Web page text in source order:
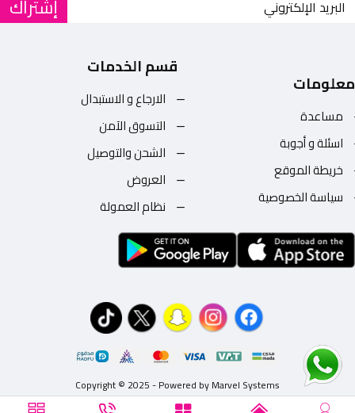
إشتراك
معلومات
مساعدة
اسئلة و أجوبة
خريطة الموقع
سياسة الخصوصية
قسم الخدمات
الارجاع و الاستبدال
التسوق الآمن
الشحن والتوصيل
العروض
نظام العمولة
Copyright © 2025 - Powered by Marvel Systems